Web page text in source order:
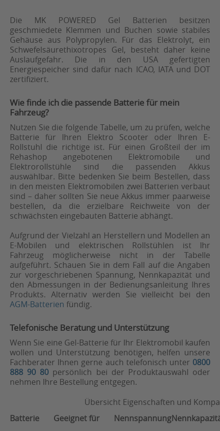
Die MK POWERED Gel Batterien besitzen
geschmiedete Klemmen und Buchen sowie stabiles
Gehäuse aus Polypropylen. Für das Elektrolyt, ein
Schwefelsäurethixotropes Gel, besteht daher keine
Auslaufgefahr. Die in den USA gefertigten
Energiespeicher sind dafür nach ICAO, IATA und DOT
zertifiziert.
Wie finde ich die passende Batterie für mein
Fahrzeug?
Nutzen Sie die folgende Tabelle, um zu prüfen, welche
Batterie für Ihren Elektro Scooter oder Ihren E-
Rollstuhl die richtige ist. Für einen Großteil der im
Rehashop angebotenen Elektromobile und
Elektrorollstühle sind die passenden Akkus
auswählbar. Bitte bedenken Sie beim Bestellen, dass
in den meisten Elektromobilen zwei Batterien verbaut
sind – daher sollten Sie neue Akkus immer paarweise
bestellen, da die erzielbare Reichweite von der
schwächsten eingebauten Batterie abhängt.
Aufgrund der Vielzahl an Herstellern und Modellen an
E-Mobilen und elektrischen Rollstühlen ist Ihr
Fahrzeug möglicherweise nicht in der Tabelle
aufgeführt. Schauen Sie in dem Fall auf die Angaben
zur vorgeschriebenen Spannung, Nennkapazität und
den Abmessungen in der Bedienungsanleitung Ihres
Produkts. Alternativ werden Sie vielleicht bei den
AGM-Batterien fündig.
Telefonische Beratung und Unterstützung
Wenn Sie eine Gel-Batterie für Ihr Elektromobil kaufen
wollen und Unterstützung benötigen, helfen unsere
Fachberater Ihnen gerne auch telefonisch unter 0800
888 90 80 persönlich bei der Produktauswahl oder
nehmen Ihre Bestellung entgegen.
Übersicht Eigenschaften und
Batterie
Geeignet für Nennspannung